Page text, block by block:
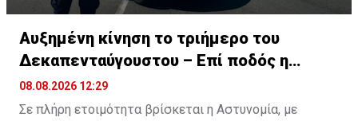
Αυξημένη κίνηση το τριήμερο του
Δεκαπενταύγουστου – Επί ποδός η
Αστυνομία
08.08.2026 12:29
Σε πλήρη ετοιμότητα βρίσκεται η Αστυνομία, με